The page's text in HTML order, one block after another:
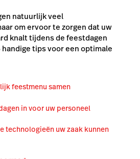
natuurlijk veel
om ervoor te zorgen dat uw
knalt tijdens de feestdagen
tips voor een optimale
feestmenu samen
in voor uw personeel
technologieën uw zaak kunnen